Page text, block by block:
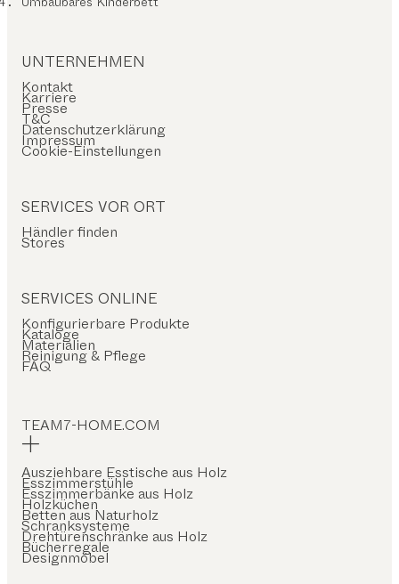
UNTERNEHMEN
Kontakt
Karriere
Presse
T&C
Datenschutzerklärung
Impressum
Cookie-Einstellungen
SERVICES VOR ORT
Händler finden
Stores
SERVICES ONLINE
Konfigurierbare Produkte
Kataloge
Materialien
Reinigung & Pflege
FAQ
TEAM7-HOME.COM
Ausziehbare Esstische aus Holz
Esszimmerstühle
Esszimmerbänke aus Holz
Holzküchen
Betten aus Naturholz
Schranksysteme
Drehtürenschränke aus Holz
Bücherregale
Designmöbel